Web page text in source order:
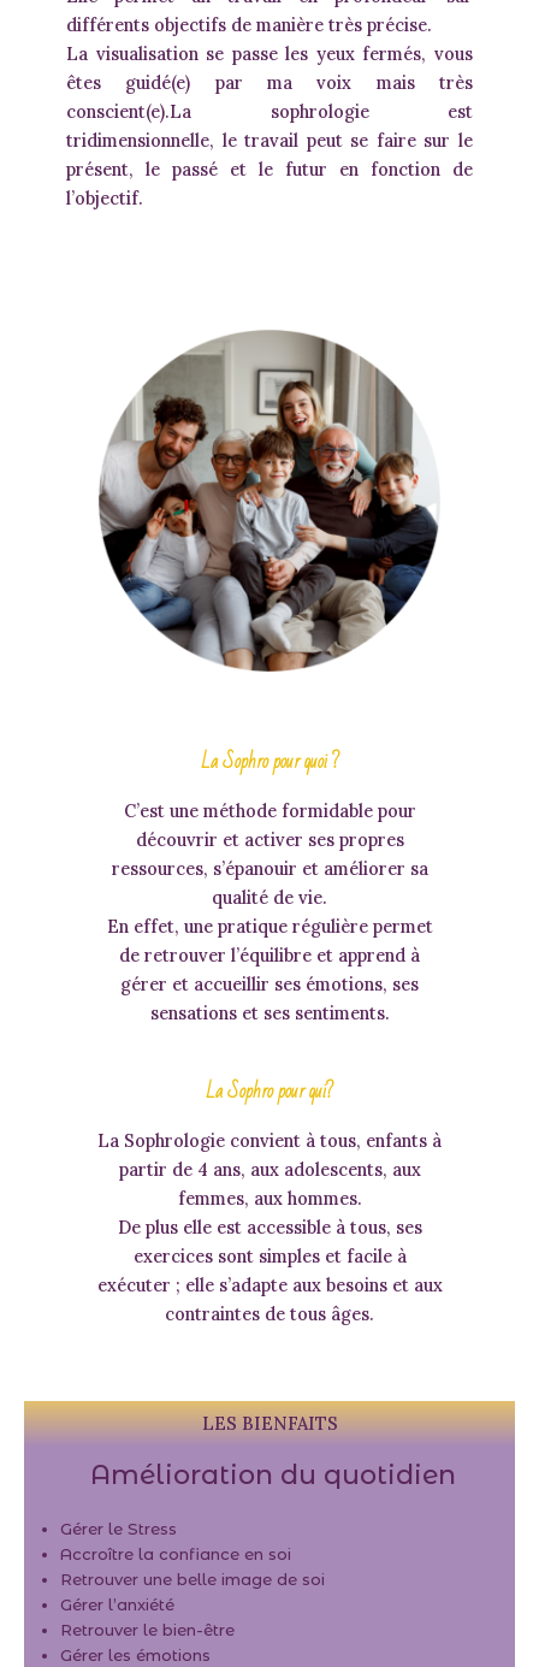
différents objectifs de manière très précise.
La visualisation se passe les yeux fermés, vous
êtes guidé(e) par ma voix mais très
conscient(e).La sophrologie est
tridimensionnelle, le travail peut se faire sur le
présent, le passé et le futur en fonction de
l’objectif.
La Sophro pour quoi ?
C’est une méthode formidable pour
découvrir et activer ses propres
ressources, s’épanouir et améliorer sa
qualité de vie.
En effet, une pratique régulière permet
de retrouver l’équilibre et apprend à
gérer et accueillir ses émotions, ses
sensations et ses sentiments.
La Sophro pour qui?
La Sophrologie convient à tous, enfants à
partir de 4 ans, aux adolescents, aux
femmes, aux hommes.
De plus elle est accessible à tous, ses
exercices sont simples et facile à
exécuter ; elle s’adapte aux besoins et aux
contraintes de tous âges.
LES BIENFAITS
Amélioration du quotidien
Gérer le Stress
Accroître la confiance en soi
Retrouver une belle image de soi
Gérer l’anxiété
Retrouver le bien-être
Gérer les émotions